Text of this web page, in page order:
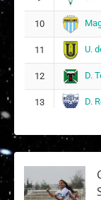
10
11 U.
12 D.
13 D.